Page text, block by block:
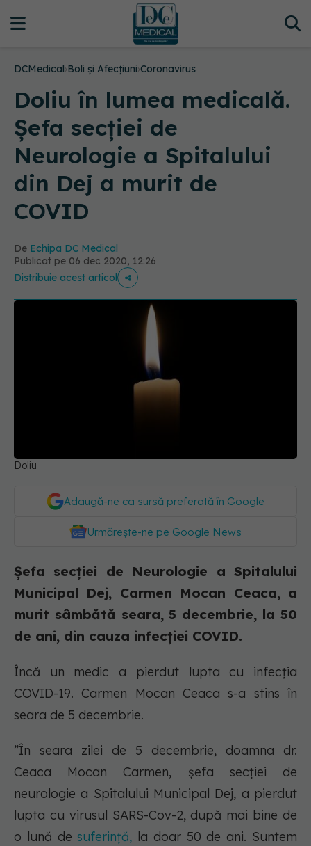
DCMedical›Boli și Afecțiuni›Coronavirus
Doliu în lumea medicală.
Șefa secției de
Neurologie a Spitalului
din Dej a murit de
COVID
De Echipa DC Medical
Publicat pe 06 dec 2020, 12:26
Distribuie acest articol
Doliu
Adaugă-ne ca sursă preferată în Google
Urmărește-ne pe Google News
Șefa secției de Neurologie a Spitalului
Municipal Dej, Carmen Mocan Ceaca, a
murit sâmbătă seara, 5 decembrie, la 50
de ani, din cauza infecției COVID.
Încă un medic a pierdut lupta cu infecția
COVID-19. Carmen Mocan Ceaca s-a stins în
seara de 5 decembrie.
”În seara zilei de 5 decembrie, doamna dr.
Ceaca Mocan Carmen, șefa secției de
neurologie a Spitalului Municipal Dej, a pierdut
lupta cu virusul SARS-Cov-2, după mai bine de
o lună desuferință, la doar 50 de ani. Suntem